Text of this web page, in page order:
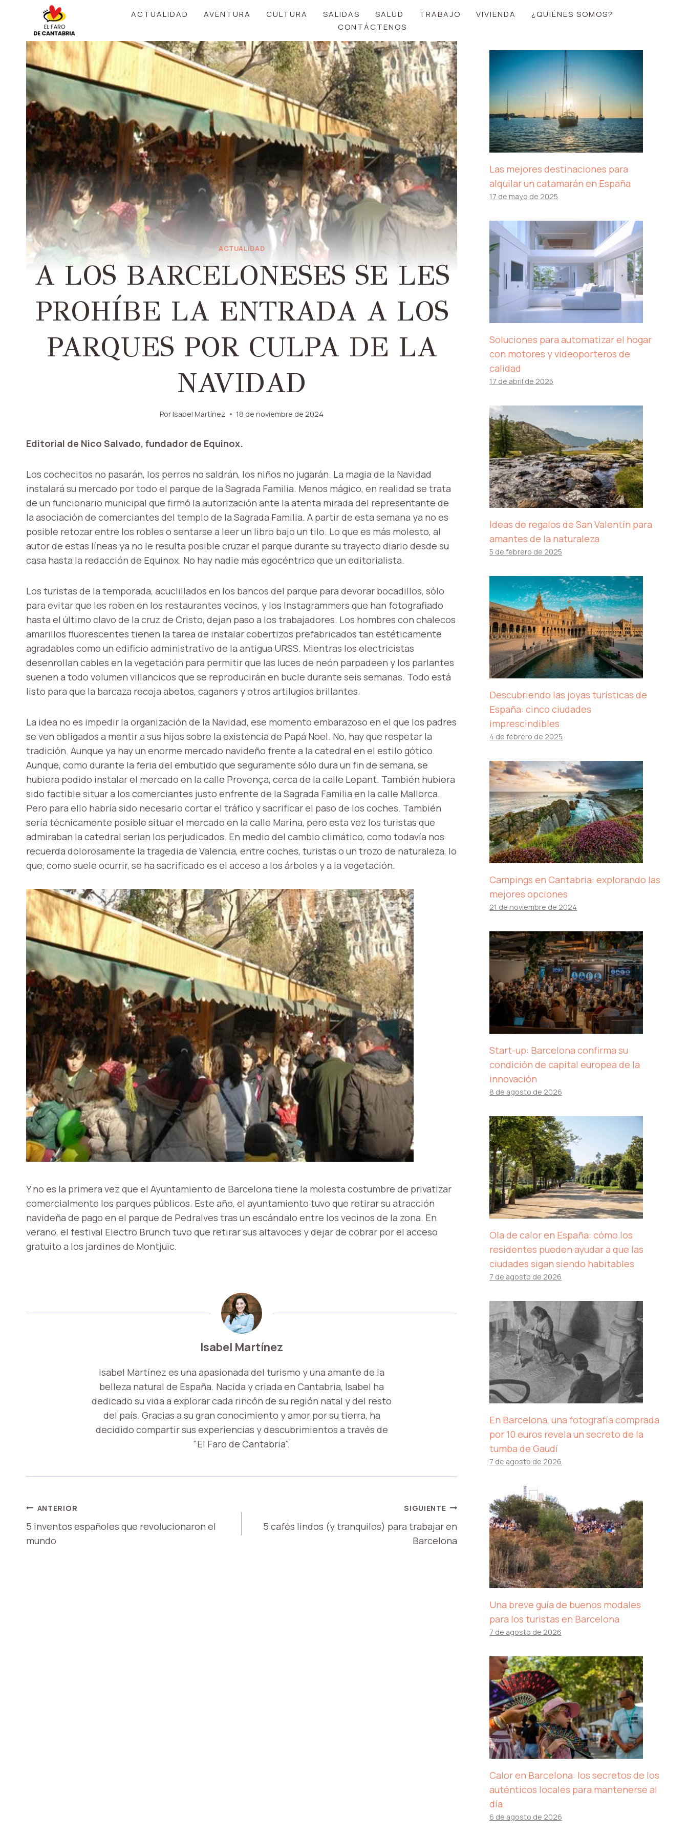
contenido
ACTUALIDAD AVENTURA CULTURA SALIDAS SALUD TRABAJO VIVIENDA
¿QUIÉNES SOMOS?
CONTÁCTENOS
ACTUALIDAD
A LOS BARCELONESES SE LES
PROHÍBE LA ENTRADA A LOS
PARQUES POR CULPA DE LA
NAVIDAD
PorIsabel Martínez 18 de noviembre de 2024
Editorial de Nico Salvado, fundador de Equinox.
Los cochecitos no pasarán, los perros no saldrán, los niños no jugarán. La magia de la Navidad
instalará su mercado por todo el parque de la Sagrada Familia. Menos mágico, en realidad se trata
de un funcionario municipal que firmó la autorización ante la atenta mirada del representante de
la asociación de comerciantes del templo de la Sagrada Familia. A partir de esta semana ya no es
posible retozar entre los robles o sentarse a leer un libro bajo un tilo. Lo que es más molesto, al
autor de estas líneas ya no le resulta posible cruzar el parque durante su trayecto diario desde su
casa hasta la redacción de Equinox. No hay nadie más egocéntrico que un editorialista.
Los turistas de la temporada, acuclillados en los bancos del parque para devorar bocadillos, sólo
para evitar que les roben en los restaurantes vecinos, y los Instagrammers que han fotografiado
hasta el último clavo de la cruz de Cristo, dejan paso a los trabajadores. Los hombres con chalecos
amarillos fluorescentes tienen la tarea de instalar cobertizos prefabricados tan estéticamente
agradables como un edificio administrativo de la antigua URSS. Mientras los electricistas
desenrollan cables en la vegetación para permitir que las luces de neón parpadeen y los parlantes
suenen a todo volumen villancicos que se reproducirán en bucle durante seis semanas. Todo está
listo para que la barcaza recoja abetos, caganers y otros artilugios brillantes.
La idea no es impedir la organización de la Navidad, ese momento embarazoso en el que los padres
se ven obligados a mentir a sus hijos sobre la existencia de Papá Noel. No, hay que respetar la
tradición. Aunque ya hay un enorme mercado navideño frente a la catedral en el estilo gótico.
Aunque, como durante la feria del embutido que seguramente sólo dura un fin de semana, se
hubiera podido instalar el mercado en la calle Provença, cerca de la calle Lepant. También hubiera
sido factible situar a los comerciantes justo enfrente de la Sagrada Familia en la calle Mallorca.
Pero para ello habría sido necesario cortar el tráfico y sacrificar el paso de los coches. También
sería técnicamente posible situar el mercado en la calle Marina, pero esta vez los turistas que
admiraban la catedral serían los perjudicados. En medio del cambio climático, como todavía nos
recuerda dolorosamente la tragedia de Valencia, entre coches, turistas o un trozo de naturaleza, lo
que, como suele ocurrir, se ha sacrificado es el acceso a los árboles y a la vegetación.
Y no es la primera vez que el Ayuntamiento de Barcelona tiene la molesta costumbre de privatizar
comercialmente los parques públicos. Este año, el ayuntamiento tuvo que retirar su atracción
navideña de pago en el parque de Pedralves tras un escándalo entre los vecinos de la zona. En
verano, el festival Electro Brunch tuvo que retirar sus altavoces y dejar de cobrar por el acceso
gratuito a los jardines de Montjuïc.
Isabel Martínez
Isabel Martínez es una apasionada del turismo y una amante de la
belleza natural de España. Nacida y criada en Cantabria, Isabel ha
dedicado su vida a explorar cada rincón de su región natal y del resto
del país. Gracias a su gran conocimiento y amor por su tierra, ha
decidido compartir sus experiencias y descubrimientos a través de
"El Faro de Cantabria".
NAVEGACIÓN
DE
ANTERIOR
5 inventos españoles que revolucionaron el
mundo
SIGUIENTE
5 cafés lindos (y tranquilos) para trabajar en
Barcelona
Las mejores destinaciones para
alquilar un catamarán en España
17 de mayo de 2025
Soluciones para automatizar el hogar
con motores y videoporteros de
calidad
17 de abril de 2025
Ideas de regalos de San Valentín para
amantes de la naturaleza
5 de febrero de 2025
Descubriendo las joyas turísticas de
España: cinco ciudades
imprescindibles
4 de febrero de 2025
Campings en Cantabria: explorando las
mejores opciones
21 de noviembre de 2024
Start-up: Barcelona confirma su
condición de capital europea de la
innovación
8 de agosto de 2026
Ola de calor en España: cómo los
residentes pueden ayudar a que las
ciudades sigan siendo habitables
7 de agosto de 2026
En Barcelona, ​​una fotografía comprada
por 10 euros revela un secreto de la
tumba de Gaudí
7 de agosto de 2026
Una breve guía de buenos modales
para los turistas en Barcelona
7 de agosto de 2026
Calor en Barcelona: los secretos de los
auténticos locales para mantenerse al
día
6 de agosto de 2026